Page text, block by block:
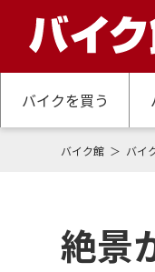
バイクを買う
バイク館 バイ
絶景